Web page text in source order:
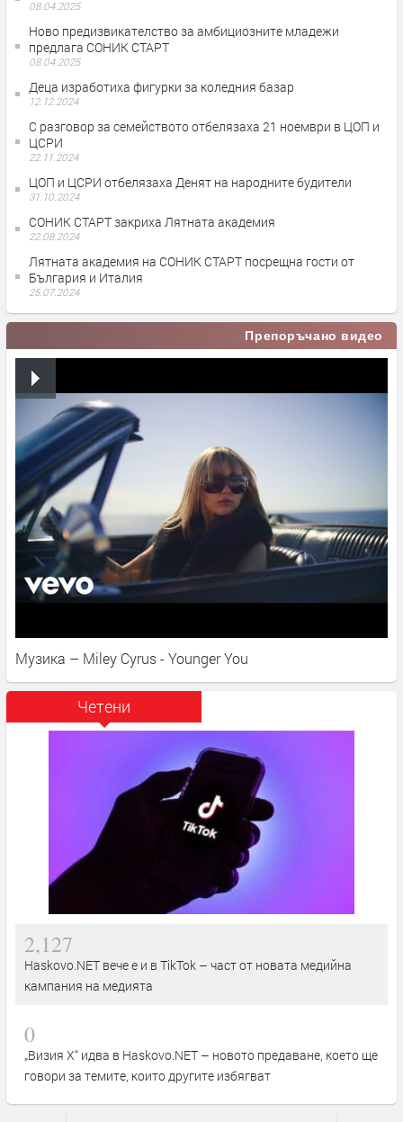
08.04.2025
Ново предизвикателство за амбициозните младежи
предлага СОНИК СТАРТ
08.04.2025
Деца изработиха фигурки за коледния базар
12.12.2024
С разговор за семейството отбелязаха 21 ноември в ЦОП и
ЦСРИ
22.11.2024
ЦОП и ЦСРИ отбелязаха Денят на народните будители
31.10.2024
СОНИК СТАРТ закриха Лятната академия
22.08.2024
Лятната академия на СОНИК СТАРТ посрещна гости от
България и Италия
25.07.2024
Препоръчано видео
Музика – Miley Cyrus - Younger You
Четени
2,127
Haskovo.NET вече е и в TikTok – част от новата медийна
кампания на медията
0
„Визия Х“ идва в Haskovo.NET – новото предаване, което ще
говори за темите, които другите избягват